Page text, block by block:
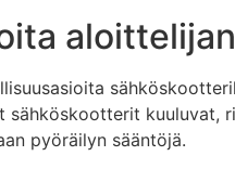
sähköskootterit
pyöräilyn sääntöjä.